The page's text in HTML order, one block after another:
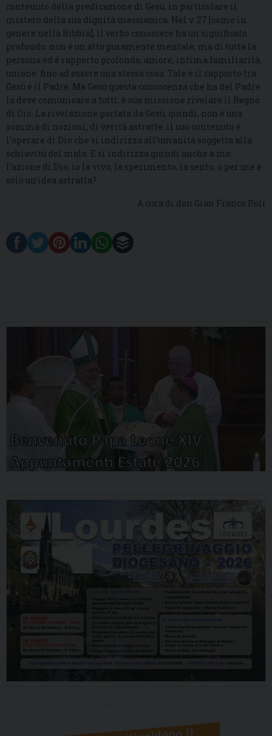
contenuto della predicazione di Gesù, in particolare il
mistero della sua dignità messianica. Nel v. 27 [come in
genere nella Bibbia], il verbo conoscere ha un significato
profondo: non è un atto puramente mentale, ma di tutta la
persona ed è rapporto profondo, amore, intima familiarità,
unione: fino ad essere una stessa cosa. Tale è il rapporto tra
Gesù e il Padre. Ma Gesù questa conoscenza che ha del Padre
la deve comunicare a tutti: è sua missione rivelare il Regno
di Dio. La rivelazione portata da Gesù, quindi, non è una
somma di nozioni, di verità astratte: il suo contenuto è
l’operare di Dio che si indirizza all’umanità soggetta alla
schiavitù del male. E si indirizza quindi anche a me:
l’azione di Dio, io la vivo, la sperimento, la sento, o per me è
solo un’idea astratta?
A cura di don Gian Franco Poli